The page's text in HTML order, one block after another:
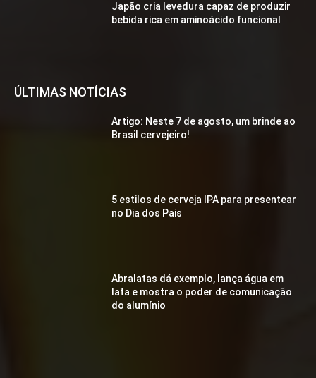
Japão cria levedura capaz de produzir
bebida rica em aminoácido funcional
ÚLTIMAS NOTÍCIAS
Artigo: Neste 7 de agosto, um brinde ao
Brasil cervejeiro!
5 estilos de cerveja IPA para presentear
no Dia dos Pais
Abralatas dá exemplo, lança água em
lata e mostra o poder de comunicação
do alumínio